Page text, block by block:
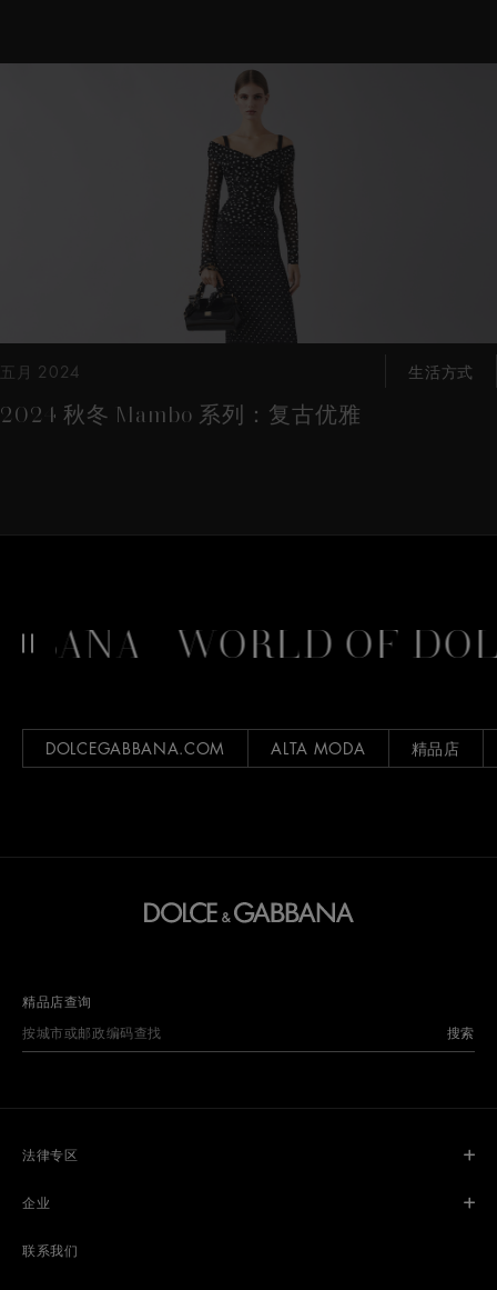
这是带有可以左右移动幻灯片 的轮播图。有些图片有放大
五月 2024 生活方式
2024 秋冬 Mambo 系列：复古优雅
WORLD OF
DOLCEGABBANA.COM ALTA MODA 精品店
精品店查询
搜索
法律专区
企业
联系我们